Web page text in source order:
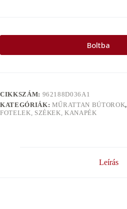
Boltba
CIKKSZÁM: 962188D036A1
KATEGÓRIÁK: MŰRATTAN BÚTOROK,
FOTELEK, SZÉKEK, KANAPÉK
Leírás